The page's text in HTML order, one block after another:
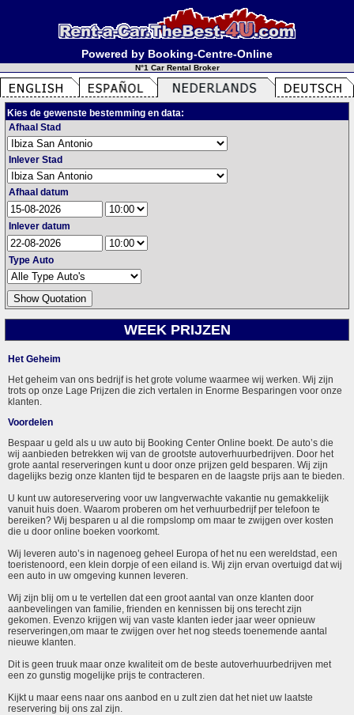
Powered by Booking-Centre-Online
N°1 Car Rental Broker
Kies de gewenste bestemming en data:
Afhaal Stad
Inlever Stad
Afhaal datum
Inlever datum
Type Auto
WEEK PRIJZEN
Het Geheim
Het geheim van ons bedrijf is het grote volume waarmee wij werken. Wij zijn
trots op onze Lage Prijzen die zich vertalen in Enorme Besparingen voor onze
klanten.
Voordelen
Bespaar u geld als u uw auto bij Booking Center Online boekt. De auto’s die
wij aanbieden betrekken wij van de grootste autoverhuurbedrijven. Door het
grote aantal reserveringen kunt u door onze prijzen geld besparen. Wij zijn
dagelijks bezig onze klanten tijd te besparen en de laagste prijs aan te bieden.
U kunt uw autoreservering voor uw langverwachte vakantie nu gemakkelijk
vanuit huis doen. Waarom proberen om het verhuurbedrijf per telefoon te
bereiken? Wij besparen u al die rompslomp om maar te zwijgen over kosten
die u door online boeken voorkomt.
Wij leveren auto’s in nagenoeg geheel Europa of het nu een wereldstad, een
toeristenoord, een klein dorpje of een eiland is. Wij zijn ervan overtuigd dat wij
een auto in uw omgeving kunnen leveren.
Wij zijn blij om u te vertellen dat een groot aantal van onze klanten door
aanbevelingen van familie, frienden en kennissen bij ons terecht zijn
gekomen. Evenzo krijgen wij van vaste klanten ieder jaar weer opnieuw
reserveringen,om maar te zwijgen over het nog steeds toenemende aantal
nieuwe klanten.
Dit is geen truuk maar onze kwaliteit om de beste autoverhuurbedrijven met
een zo gunstig mogelijke prijs te contracteren.
Kijkt u maar eens naar ons aanbod en u zult zien dat het niet uw laatste
reservering bij ons zal zijn.